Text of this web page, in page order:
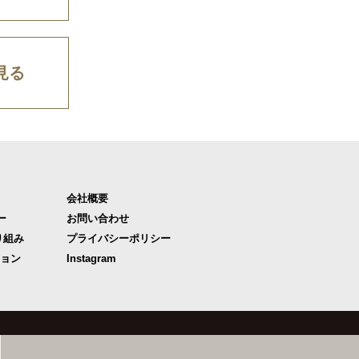
る
組み
ン
会社概要
お問い合わせ
プライバシーポリシー
Instagram